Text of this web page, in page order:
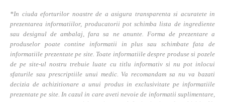
*In ciuda eforturilor noastre de a asigura transparenta si acuratete in
prezentarea informatiilor, producatorii pot schimba lista de ingrediente
sau designul de ambalaj, fara sa ne anunte. Forma de prezentare a
produselor poate contine informatii in plus sau schimbate fata de
informatiile prezentate pe site. Toate informatiile despre produse si pozele
de pe site-ul nostru trebuie luate cu titlu informativ si nu pot inlocui
sfaturile sau prescriptiile unui medic. Va recomandam sa nu va bazati
decizia de achizitionare a unui produs in exclusivitate pe informatiile
prezentate pe site. In cazul in care aveti nevoie de informatii suplimentare,